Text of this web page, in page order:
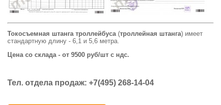
Токосъемная штанга троллейбуса (троллейная штанга) имеет
стандартную длину - 6,1 и 5,6 метра.
Цена со склада - от 9500 руб/шт с ндс.
Тел. отдела продаж: +7(495) 268-14-04